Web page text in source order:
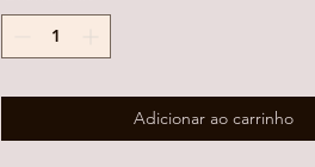
Adicionar ao carrinho